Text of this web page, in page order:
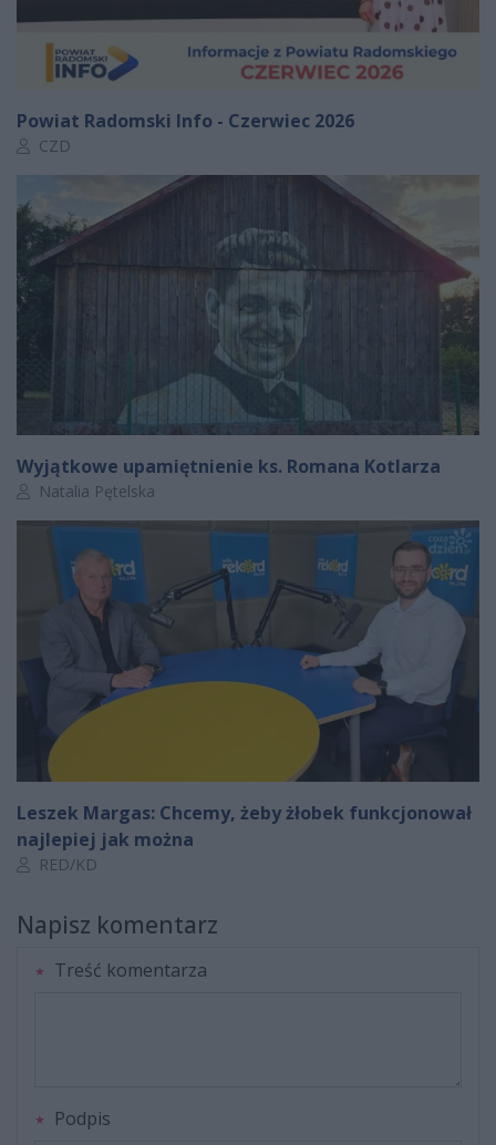
Powiat Radomski Info - Czerwiec 2026
Autor artykułu:
CZD
Wyjątkowe upamiętnienie ks. Romana Kotlarza
Autor artykułu:
Natalia Pętelska
Leszek Margas: Chcemy, żeby żłobek funkcjonował
najlepiej jak można
Autor artykułu:
RED/KD
Napisz komentarz
Treść komentarza
Podpis